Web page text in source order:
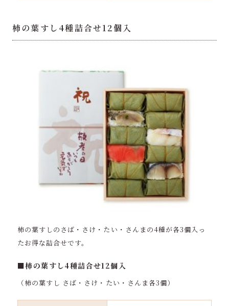
柿の葉すし4種詰合せ12個入
柿の葉すしのさば・さけ・たい・さんまの4種が各3個入っ
たお得な詰合せです。
■柿の葉すし4種詰合せ12個入
（柿の葉すし さば・さけ・たい・さんま各3個）